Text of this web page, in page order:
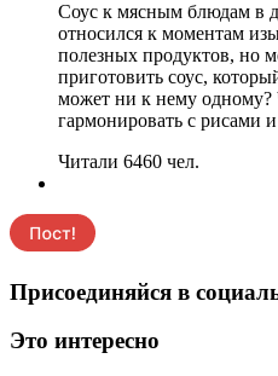
Соус к мясным блюдам в
относился к моментам
полезных продуктов, но
приготовить соус,
может ни к нему одному?
гармонировать с
Читали 6460 чел.
Присоединяйся в
Это интересно